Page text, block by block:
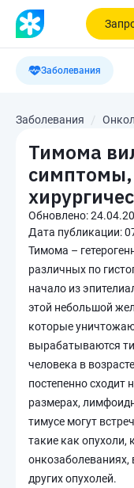
Заболевания
Заболевания
Тимома
Обновлено:
Дата публикации:
Тимома –
различных по
начало из
этой небольшой
которые
вырабатываются
человека в
постепенно сходит
размерах,
тимусе могут
такие как
онкозаболеваниях,
других опухолей.